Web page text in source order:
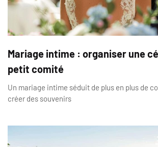
Mariage intime : organiser une
petit comité
Un mariage intime séduit de plus en plus de
créer des souvenirs